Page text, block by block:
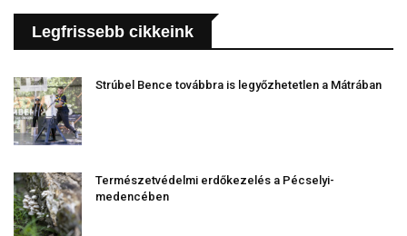
Legfrissebb cikkeink
Strúbel Bence továbbra is legyőzhetetlen a Mátrában
Természetvédelmi erdőkezelés a Pécselyi-
medencében